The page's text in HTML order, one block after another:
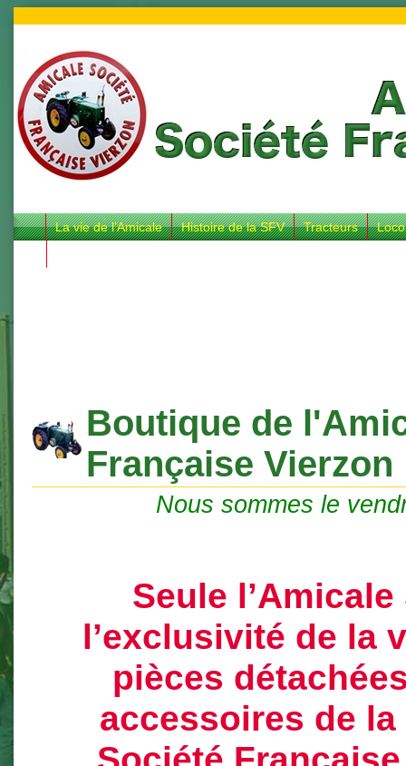
La vie de l’Amicale Histoire de la SFV Tracteurs
Boutique de
Française Vierzon
Nous sommes le
Seule l’Amicale
l’exclusivité de la
pièces
accessoires de la